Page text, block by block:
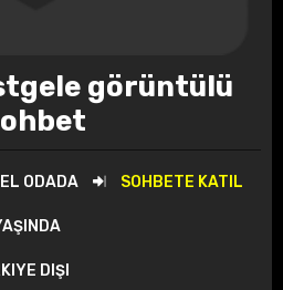
görüntülü
ODADA SOHBETE KATIL
DIŞI